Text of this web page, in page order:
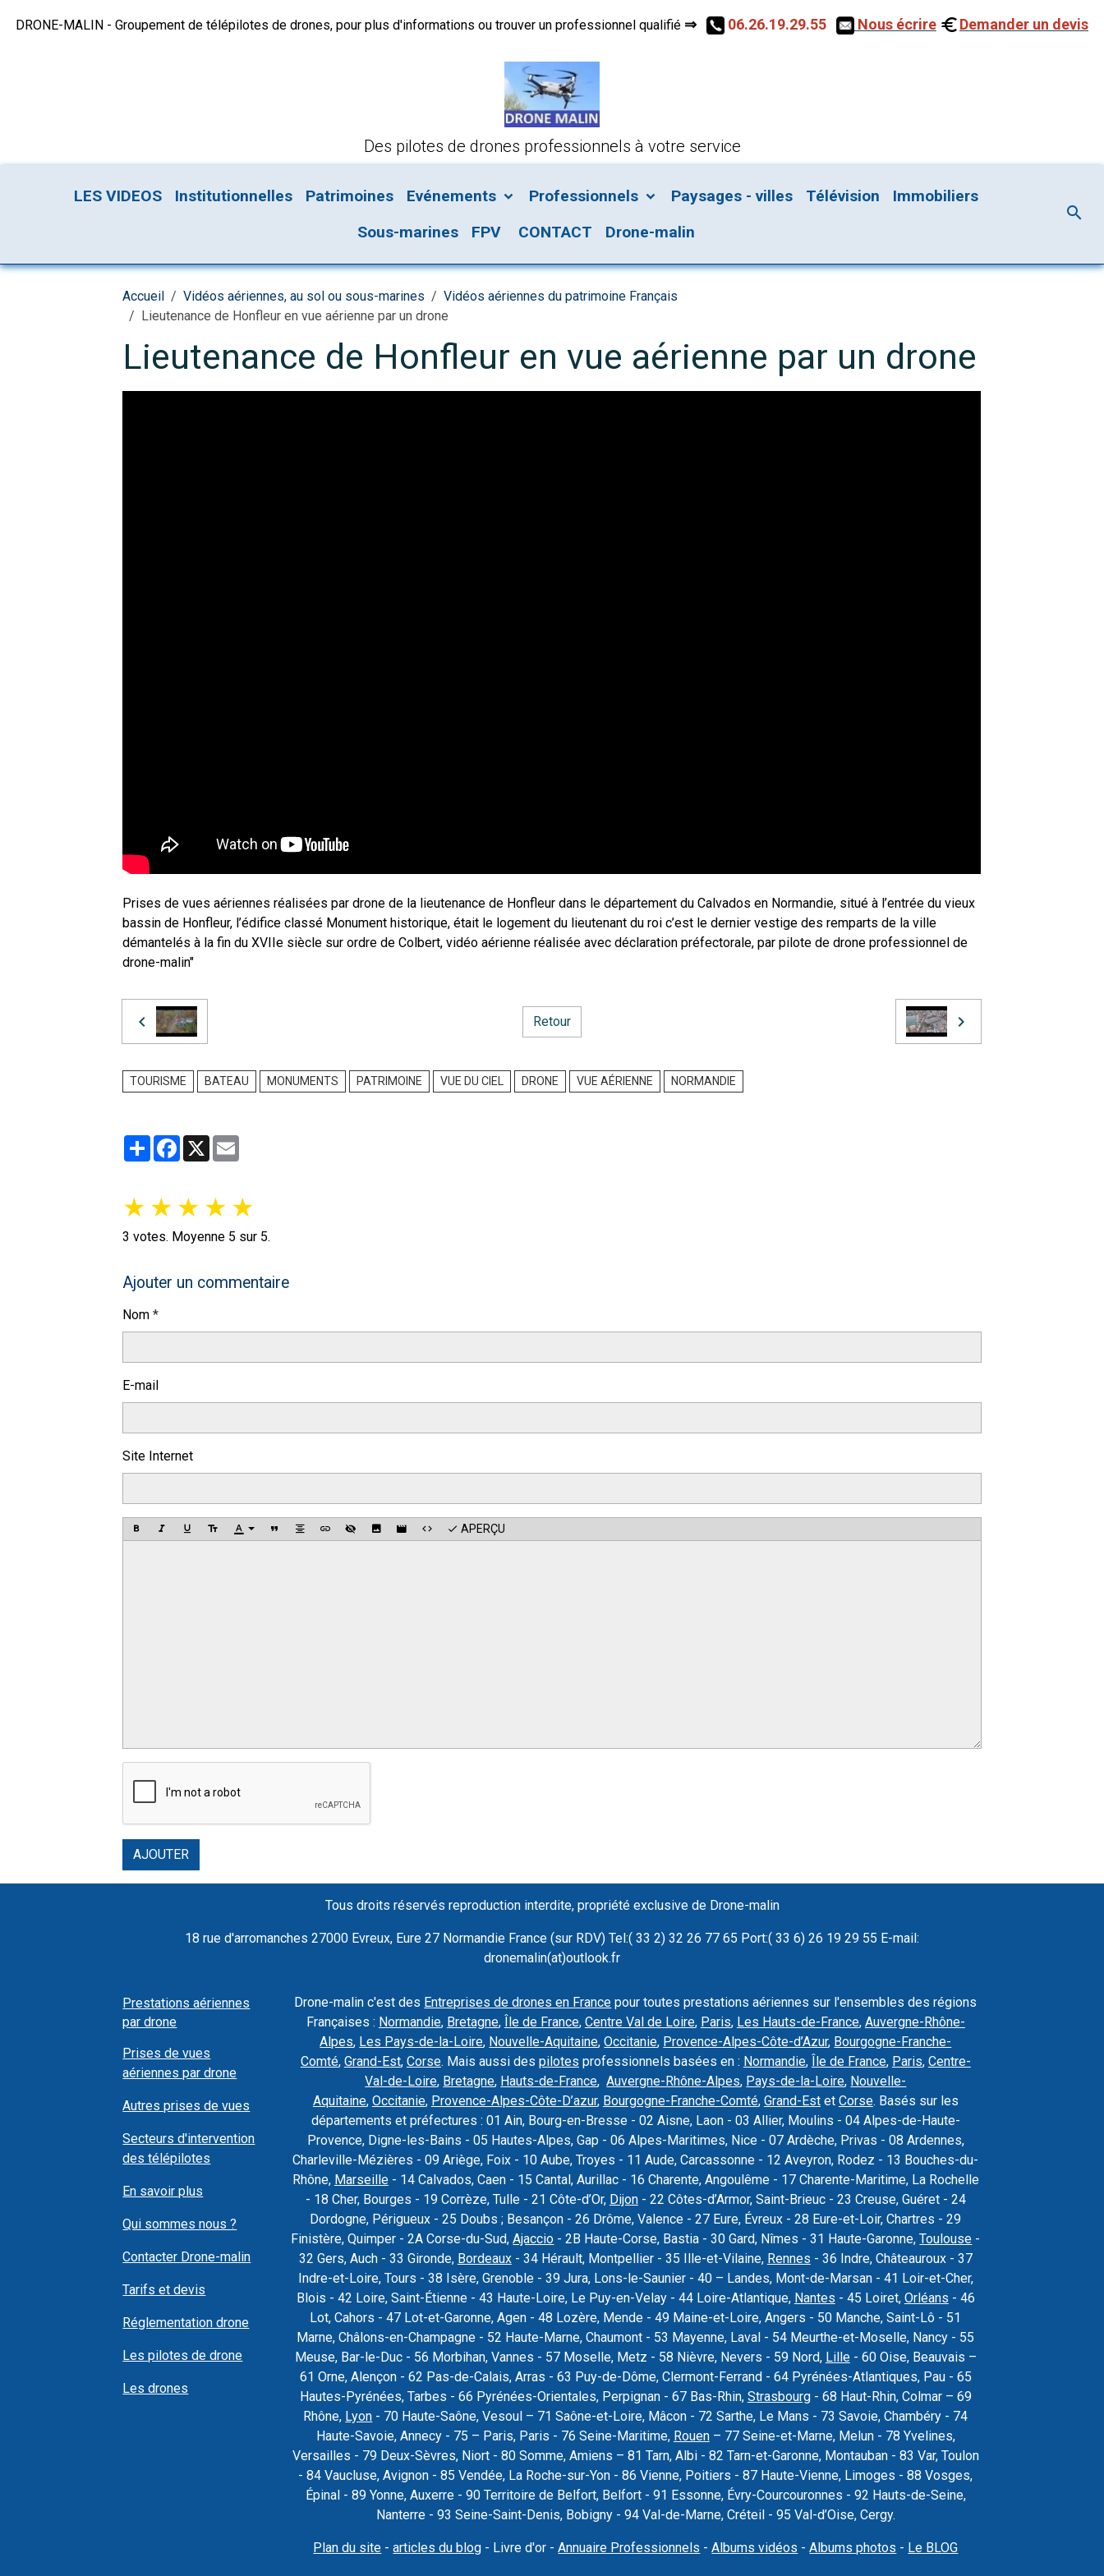
DRONE-MALIN - Groupement de télépilotes de drones, pour plus d'informations ou trouver un professionnel qualifié ⇒ 06.26.19.29.55 Nous écrire Demander un devis
Des pilotes de drones professionnels à votre service
LES VIDEOS Institutionnelles Patrimoines Evénements Professionnels Paysages - villes Télévision
Immobiliers
Sous-marines
FPV CONTACT Drone-malin
Accueil Vidéos aériennes, au sol ou sous-marines
Vidéos aériennes du patrimoine Français
Lieutenance de Honfleur en vue aérienne par un drone
Lieutenance de Honfleur en vue aérienne par un drone
Prises de vues aériennes réalisées par drone de la lieutenance de Honfleur dans le département du Calvados en Normandie, situé à l’entrée du vieux
bassin de Honfleur, l’édifice classé Monument historique, était le logement du lieutenant du roi c’est le dernier vestige des remparts de la ville
démantelés à la fin du XVIIe siècle sur ordre de Colbert, vidéo aérienne réalisée avec déclaration préfectorale, par pilote de drone professionnel de
drone-malin"
Retour
TOURISME BATEAU MONUMENTS PATRIMOINE VUE DU CIEL DRONE VUE AÉRIENNE NORMANDIE
PartagerFacebook
X
★ ★ ★ ★ ★
3 votes. Moyenne 5 sur 5.
Ajouter un commentaire
Nom
E-mail
Site Internet
APERÇU
AJOUTER
Tous droits réservés reproduction interdite, propriété exclusive de Drone-malin
18 rue d'arromanches 27000 Evreux, Eure 27 Normandie France (sur RDV) Tel:( 33 2) 32 26 77 65 Port:( 33 6) 26 19 29 55 E-mail:
dronemalin(at)outlook.fr
Prestations aériennes
par drone
Prises de vues
aériennes par drone
Autres prises de vues
Secteurs d'intervention
des télépilotes
En savoir plus
Qui sommes nous ?
Contacter Drone-malin
Tarifs et devis
Réglementation drone
Les pilotes de drone
Les drones
Drone-malin c'est des Entreprises de drones en France pour toutes prestations aériennes sur l'ensembles des régions
Françaises : Normandie, Bretagne, Île de France, Centre Val de Loire, Paris, Les Hauts-de-France, Auvergne-Rhône-
Alpes, Les Pays-de-la-Loire, Nouvelle-Aquitaine,Occitanie, Provence-Alpes-Côte-d’Azur, Bourgogne-Franche-
Comté, Grand-Est, Corse. Mais aussi des pilotes professionnels basées en : Normandie, Île de France, Paris, Centre-
Val-de-Loire, Bretagne, Hauts-de-France,Auvergne-Rhône-Alpes, Pays-de-la-Loire, Nouvelle-
Aquitaine, Occitanie, Provence-Alpes-Côte-D’azur, Bourgogne-Franche-Comté, Grand-Estet Corse. Basés sur les
départements et préfectures : 01 Ain, Bourg-en-Bresse - 02 Aisne, Laon - 03 Allier, Moulins - 04 Alpes-de-Haute-
Provence, Digne-les-Bains - 05 Hautes-Alpes, Gap - 06 Alpes-Maritimes, Nice - 07 Ardèche, Privas - 08 Ardennes,
Charleville-Mézières - 09 Ariège, Foix - 10 Aube, Troyes - 11 Aude, Carcassonne - 12 Aveyron, Rodez - 13 Bouches-du-
Rhône, Marseille- 14 Calvados, Caen - 15 Cantal, Aurillac - 16 Charente, Angoulême - 17 Charente-Maritime, La Rochelle
- 18 Cher, Bourges - 19 Corrèze, Tulle - 21 Côte-d’Or, Dijon- 22 Côtes-d’Armor, Saint-Brieuc - 23 Creuse, Guéret - 24
Dordogne, Périgueux - 25 Doubs ; Besançon - 26 Drôme, Valence - 27 Eure, Évreux - 28 Eure-et-Loir, Chartres - 29
Finistère, Quimper - 2A Corse-du-Sud,Ajaccio - 2B Haute-Corse, Bastia - 30 Gard, Nîmes - 31 Haute-Garonne,Toulouse -
32 Gers, Auch - 33 Gironde, Bordeaux- 34 Hérault, Montpellier - 35 Ille-et-Vilaine, Rennes - 36 Indre, Châteauroux - 37
Indre-et-Loire, Tours - 38 Isère, Grenoble - 39 Jura, Lons-le-Saunier - 40 – Landes, Mont-de-Marsan - 41 Loir-et-Cher,
Blois - 42 Loire, Saint-Étienne - 43 Haute-Loire, Le Puy-en-Velay - 44 Loire-Atlantique, Nantes - 45 Loiret, Orléans - 46
Lot, Cahors - 47 Lot-et-Garonne, Agen - 48 Lozère, Mende - 49 Maine-et-Loire, Angers - 50 Manche, Saint-Lô - 51
Marne, Châlons-en-Champagne - 52 Haute-Marne, Chaumont - 53 Mayenne, Laval - 54 Meurthe-et-Moselle, Nancy - 55
Meuse, Bar-le-Duc - 56 Morbihan, Vannes - 57 Moselle, Metz - 58 Nièvre, Nevers - 59 Nord, Lille- 60 Oise, Beauvais –
61 Orne, Alençon - 62 Pas-de-Calais, Arras - 63 Puy-de-Dôme, Clermont-Ferrand - 64 Pyrénées-Atlantiques, Pau - 65
Hautes-Pyrénées, Tarbes - 66 Pyrénées-Orientales, Perpignan - 67 Bas-Rhin, Strasbourg- 68 Haut-Rhin, Colmar – 69
Rhône, Lyon - 70 Haute-Saône, Vesoul – 71 Saône-et-Loire, Mâcon - 72 Sarthe, Le Mans - 73 Savoie, Chambéry - 74
Haute-Savoie, Annecy - 75 – Paris, Paris - 76 Seine-Maritime, Rouen– 77 Seine-et-Marne, Melun - 78 Yvelines,
Versailles - 79 Deux-Sèvres, Niort - 80 Somme, Amiens – 81 Tarn, Albi - 82 Tarn-et-Garonne, Montauban - 83 Var, Toulon
- 84 Vaucluse, Avignon - 85 Vendée, La Roche-sur-Yon - 86 Vienne, Poitiers - 87 Haute-Vienne, Limoges - 88 Vosges,
Épinal - 89 Yonne, Auxerre - 90 Territoire de Belfort, Belfort - 91 Essonne, Évry-Courcouronnes - 92 Hauts-de-Seine,
Nanterre - 93 Seine-Saint-Denis, Bobigny - 94 Val-de-Marne, Créteil - 95 Val-d’Oise, Cergy.
Plan du site -articles du blog - Livre d'or -Annuaire Professionnels -Albums vidéos -Albums photos - Le BLOG